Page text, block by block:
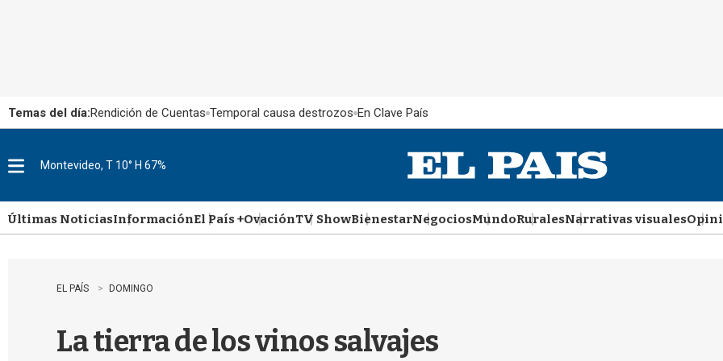
Temas del día:Rendición de Cuentas Temporal causa destrozos En Clave País
u
Montevideo, T 10° H 67%
Últimas NoticiasInformaciónEl País +OvaciónTV ShowBienestarNegociosMundoRuralesNarrativas visuales
EL PAÍS DOMINGO
La tierra de los vinos salvajes